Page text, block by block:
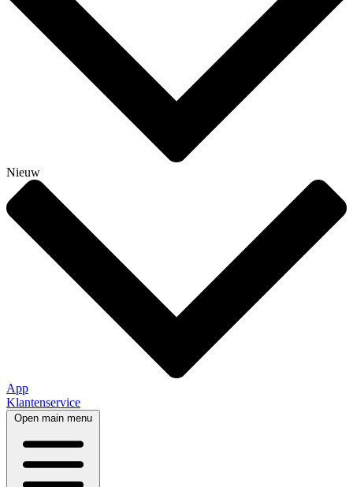
Nieuw
App
Klantenservice
Open main menu